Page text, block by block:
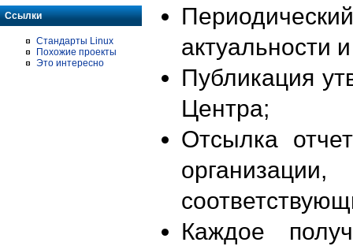
Ссылки
Стандарты Linux
Похожие проекты
Это интересно
актуальности
Публикация
Центра;
Отсылка
Каждое